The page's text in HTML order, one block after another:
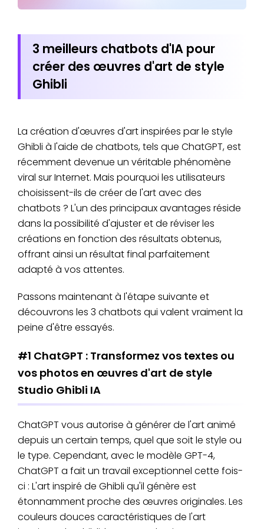
3 meilleurs chatbots d'IA pour
créer des œuvres d'art de style
Ghibli
La création d'œuvres d'art inspirées par le style
Ghibli à l'aide de chatbots, tels que ChatGPT, est
récemment devenue un véritable phénomène
viral sur Internet. Mais pourquoi les utilisateurs
choisissent-ils de créer de l'art avec des
chatbots ? L'un des principaux avantages réside
dans la possibilité d'ajuster et de réviser les
créations en fonction des résultats obtenus,
offrant ainsi un résultat final parfaitement
adapté à vos attentes.
Passons maintenant à l'étape suivante et
découvrons les 3 chatbots qui valent vraiment la
peine d'être essayés.
#1 ChatGPT : Transformez vos textes ou
vos photos en œuvres d'art de style
Studio Ghibli IA
ChatGPT vous autorise à générer de l'art animé
depuis un certain temps, quel que soit le style ou
le type. Cependant, avec le modèle GPT-4,
ChatGPT a fait un travail exceptionnel cette fois-
ci : L'art inspiré de Ghibli qu'il génère est
étonnamment proche des œuvres originales. Les
couleurs douces caractéristiques de l'art